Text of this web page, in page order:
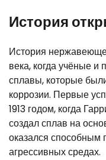
История
История
века, когда учёные и
сплавы, которые
коррозии. Первые
1913 годом, когда
создал сплав на
оказался способным
агрессивных средах.